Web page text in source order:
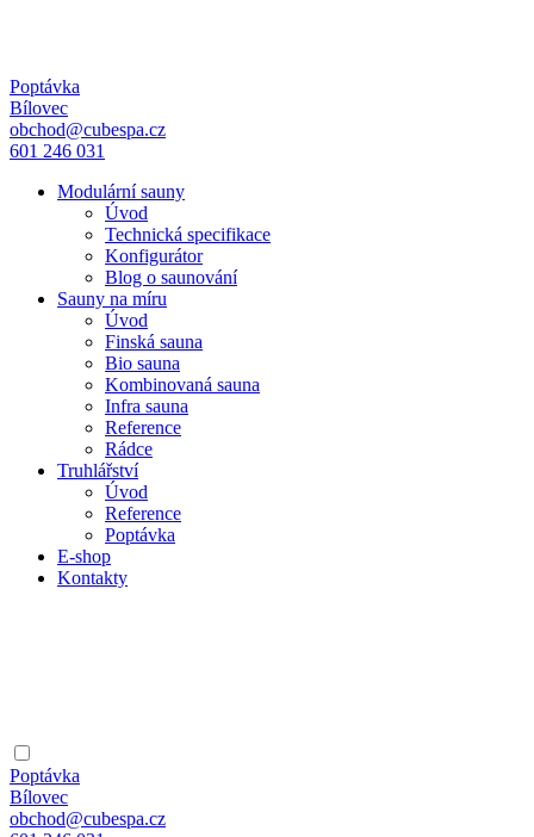
Poptávka
Bílovec
obchod@cubespa.cz
601 246 031
Modulární sauny
Úvod
Technická specifikace
Konfigurátor
Blog o saunování
Sauny na míru
Úvod
Finská sauna
Bio sauna
Kombinovaná sauna
Infra sauna
Reference
Rádce
Truhlářství
Úvod
Reference
Poptávka
E-shop
Kontakty
Poptávka
Bílovec
obchod@cubespa.cz